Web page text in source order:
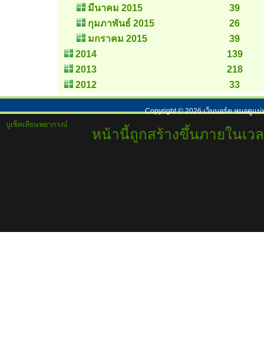
มีนาคม 2015
39
กุมภาพันธ์ 2015
26
มกราคม 2015
39
2014
139
2013
218
2012
33
Copyright ©2026เว็บบอร์ด หมอดูแม่
บูเช็คเทียนพยากรณ์
หน้านี้ถูกสร้างขึ้นภายในเว